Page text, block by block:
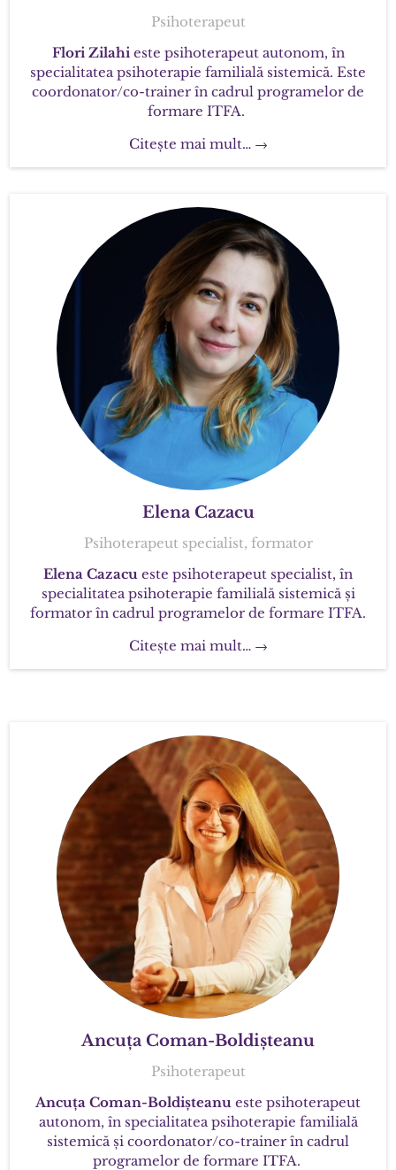
Psihoterapeut
Flori Zilahieste psihoterapeut autonom, în
specialitatea psihoterapie familială sistemică. Este
coordonator/co-trainer în cadrul programelor de
formare ITFA.
Citește mai mult… →
Elena Cazacu
Psihoterapeut specialist, formator
Elena Cazacu este psihoterapeut specialist, în
specialitatea psihoterapie familială sistemică și
formator în cadrul programelor de formare ITFA.
Citește mai mult… →
Ancuța Coman-Boldișteanu
Psihoterapeut
Ancuța Coman-Boldișteanu este psihoterapeut
autonom, în specialitatea psihoterapie familială
sistemică și coordonator/co-trainer în cadrul
programelor de formare ITFA.